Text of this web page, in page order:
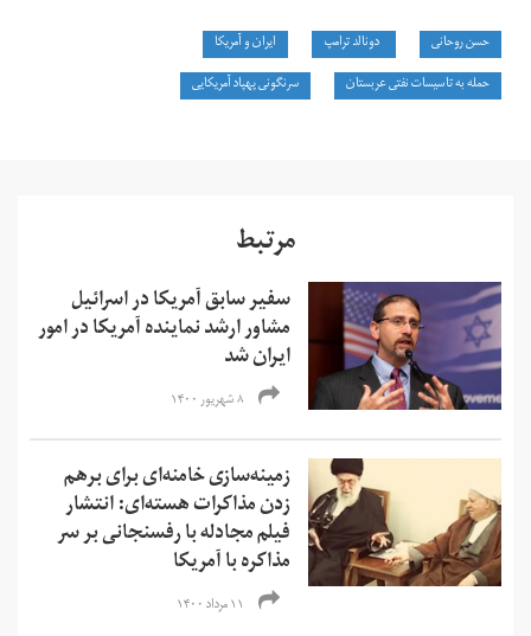
حسن روحانی دونالد ترامپ
ایران و آمریکا
حمله به تاسیسات نفتی عربستان
سرنگونی پهپاد آمریکایی
مرتبط
سفیر سابق آمریکا در اسرائيل
مشاور ارشد نماینده آمریکا در امور
ایران شد
۸ شهریور ۱۴۰۰
زمینه‌سازی خامنه‌ای برای برهم
زدن مذاکرات هسته‌ای: انتشار
فیلم مجادله با رفسنجانی بر سر
مذاکره با آمریکا
۱۱ مرداد ۱۴۰۰